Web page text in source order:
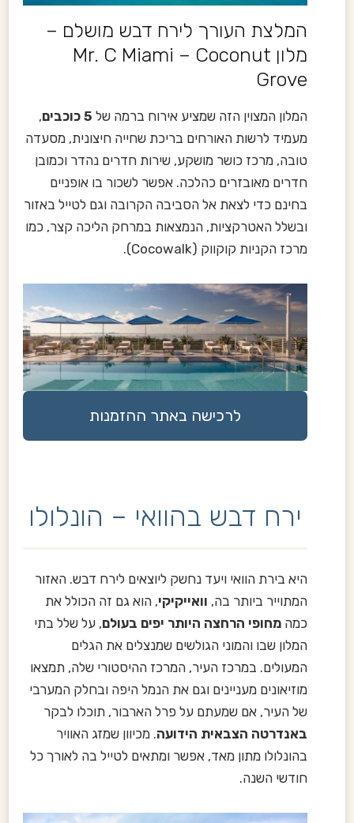
המלצת העורך לירח דבש מושלם –
מלון Mr. C Miami – Coconut
Grove
המלון המצוין הזה שמציע אירוח ברמה של
,
מעמיד לרשות האורחים בריכת שחייה חיצונית, מסעדה
טובה, מרכז כושר מושקע, שירות חדרים נהדר וכמובן
חדרים מאובזרים כהלכה. אפשר לשכור בו אופניים
בחינם כדי לצאת אל הסביבה הקרובה וגם לטייל באזור
ובשלל האטרקציות, הנמצאות במרחק הליכה קצר, כמו
מרכז הקניות קוקווק (Cocowalk).
לרכישה באתר ההזמנות
ירח דבש בהוואי – הונלולו
היא בירת הוואי ויעד נחשק ליוצאים לירח דבש. האזור
המתוייר ביותר בה, וואייקיקי, הוא גם זה הכולל את
כמה מחופי הרחצה היותר יפים בעולם, על שלל בתי
המלון שבו והמוני הגולשים שמנצלים את הגלים
המעולים. במרכז העיר, המרכז ההיסטורי שלה, תמצאו
מוזיאונים מעניינים וגם את הנמל היפה ובחלק המערבי
של העיר, אם שמעתם על פרל הארבור, תוכלו לבקר
באנדרטה הצבאית הידועה. מכיוון שמזג האוויר
בהונלולו מתון מאד, אפשר ומתאים לטייל בה לאורך כל
חודשי השנה.